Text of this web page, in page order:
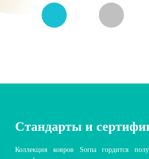
Стандарты и
Коллекция ковров Sorna гордится